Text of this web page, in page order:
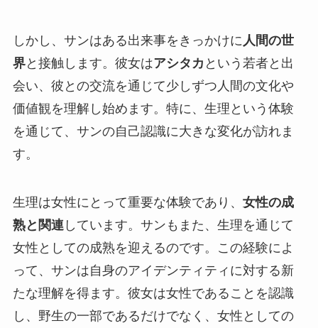
しかし、サンはある出来事をきっかけに 人間の世
界と接触します。彼女はアシタカ という若者と出
会い、彼との交流を通じて少しずつ人間の文化や
価値観を理解し始めます。特に、生理という体験
を通じて、サンの自己認識に大きな変化が訪れま
す。
生理は女性にとって重要な体験であり、 女性の成
熟と関連しています。サンもまた、生理を通じて
女性としての成熟を迎えるのです。この経験によ
って、サンは自身のアイデンティティに対する新
たな理解を得ます。彼女は女性であることを認識
し、野生の一部であるだけでなく、女性としての